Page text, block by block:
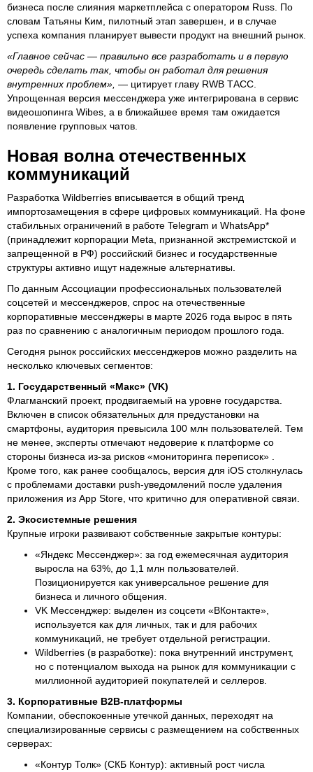
бизнеса после слияния маркетплейса с оператором Russ. По
словам Татьяны Ким, пилотный этап завершен, и в случае
успеха компания планирует вывести продукт на внешний рынок.
«Главное сейчас — правильно все разработать и в первую
очередь сделать так, чтобы он работал для решения
внутренних проблем», — цитирует главу RWB ТАСС.
Упрощенная версия мессенджера уже интегрирована в сервис
видеошопинга Wibes, а в ближайшее время там ожидается
появление групповых чатов.
Новая волна отечественных
коммуникаций
Разработка Wildberries вписывается в общий тренд
импортозамещения в сфере цифровых коммуникаций. На фоне
стабильных ограничений в работе Telegram и WhatsApp*
(принадлежит корпорации Meta, признанной экстремистской и
запрещенной в РФ) российский бизнес и государственные
структуры активно ищут надежные альтернативы.
По данным Ассоциации профессиональных пользователей
соцсетей и мессенджеров, спрос на отечественные
корпоративные мессенджеры в марте 2026 года вырос в пять
раз по сравнению с аналогичным периодом прошлого года.
Сегодня рынок российских мессенджеров можно разделить на
несколько ключевых сегментов:
1. Государственный «Макс» (VK)
Флагманский проект, продвигаемый на уровне государства.
Включен в список обязательных для предустановки на
смартфоны, аудитория превысила 100 млн пользователей. Тем
не менее, эксперты отмечают недоверие к платформе со
стороны бизнеса из-за рисков «мониторинга переписок» .
Кроме того, как ранее сообщалось, версия для iOS столкнулась
с проблемами доставки push-уведомлений после удаления
приложения из App Store, что критично для оперативной связи.
2. Экосистемные решения
Крупные игроки развивают собственные закрытые контуры:
«Яндекс Мессенджер»: за год ежемесячная аудитория
выросла на 63%, до 1,1 млн пользователей.
Позиционируется как универсальное решение для
бизнеса и личного общения.
VK Мессенджер: выделен из соцсети «ВКонтакте»,
используется как для личных, так и для рабочих
коммуникаций, не требует отдельной регистрации.
Wildberries (в разработке): пока внутренний инструмент,
но с потенциалом выхода на рынок для коммуникации с
миллионной аудиторией покупателей и селлеров.
3. Корпоративные B2B-платформы
Компании, обеспокоенные утечкой данных, переходят на
специализированные сервисы с размещением на собственных
серверах:
«Контур Толк» (СКБ Контур): активный рост числа